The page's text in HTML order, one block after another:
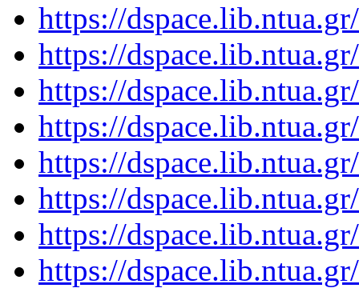
https://
https://
https://
https://
https://
https://
https://
https://